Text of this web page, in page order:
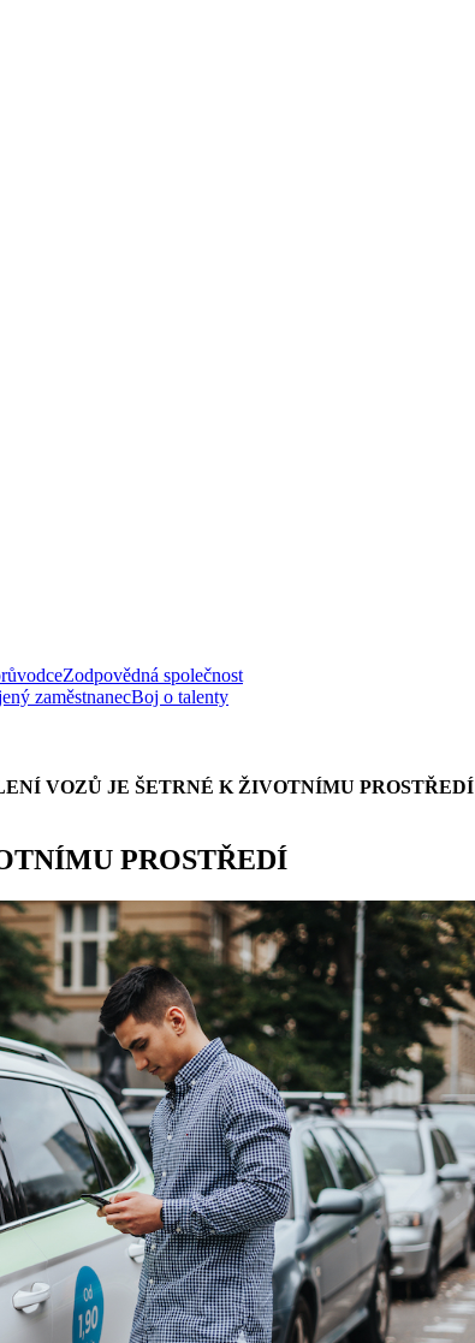
Zodpovědná společnost
zaměstnanecBoj o talenty
VOZŮ JE ŠETRNÉ K ŽIVOTNÍMU PROSTŘEDÍ
PROSTŘEDÍ